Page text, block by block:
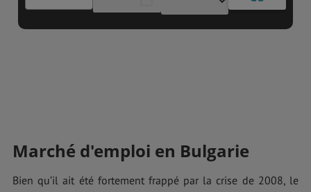
Marché d'emploi en Bulgarie
Bien qu’il ait été fortement frappé par la crise de 2008, le